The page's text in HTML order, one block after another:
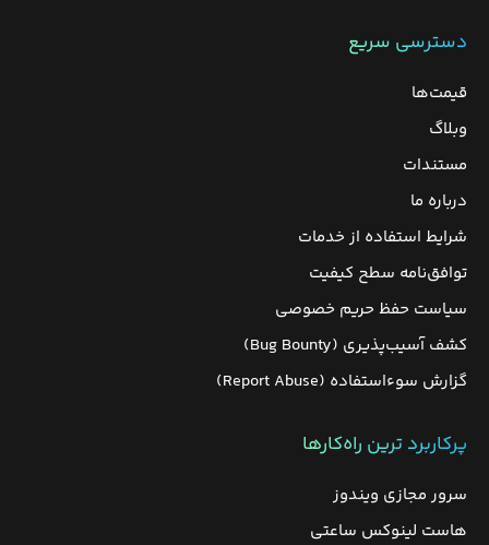
دسترسی سریع
قیمت‌ها
وبلاگ
مستندات
درباره ما
شرایط استفاده از خدمات
توافق‌نامه سطح کیفیت
سیاست حفظ حریم خصوصی
کشف آسیب‌پذیری (Bug Bounty)
گزارش سوءاستفاده (Report Abuse)
پرکاربرد ترین راه‌کارها
سرور مجازی ویندوز
هاست لینوکس ساعتی